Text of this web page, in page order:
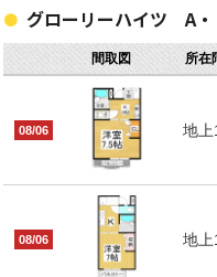
グローリーハイツ A・
間取図 所在
08/06 地上
08/06 地上